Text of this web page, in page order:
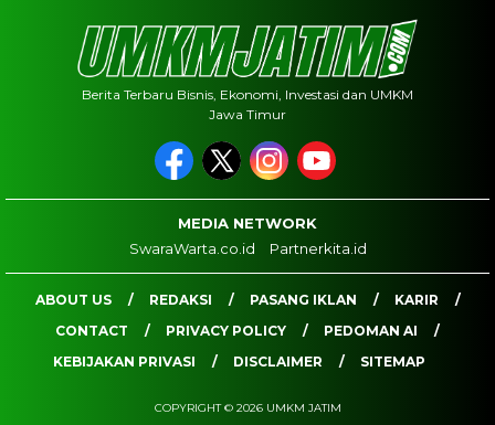
Berita Terbaru Bisnis, Ekonomi, Investasi dan UMKM
Jawa Timur
MEDIA NETWORK
SwaraWarta.co.id
Partnerkita.id
ABOUT US REDAKSI PASANG IKLAN
KARIR
CONTACT
PRIVACY POLICY
PEDOMAN AI
KEBIJAKAN PRIVASI
DISCLAIMER SITEMAP
COPYRIGHT © 2026 UMKM JATIM